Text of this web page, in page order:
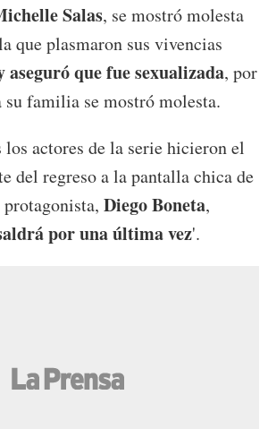
Salas, se mostró molesta
que plasmaron sus vivencias
aseguró que fue sexualizada, por
familia se mostró molesta.
los actores de la serie hicieron el
del regreso a la pantalla chica de
Diego Boneta,
por una última vez'.